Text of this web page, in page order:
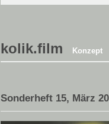
kolik.film Konzept
Sonderheft 15, März